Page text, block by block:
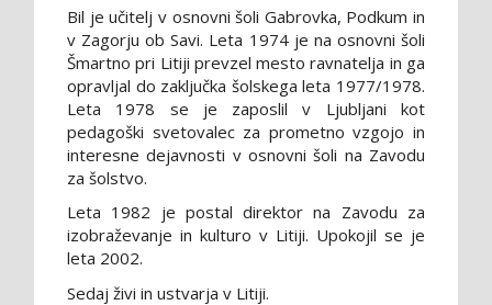
Bil je učitelj v osnovni šoli Gabrovka, Podkum in
v Zagorju ob Savi. Leta 1974 je na osnovni šoli
Šmartno pri Litiji prevzel mesto ravnatelja in ga
opravljal do zaključka šolskega leta 1977/1978.
Leta 1978 se je zaposlil v Ljubljani kot
pedagoški svetovalec za prometno vzgojo in
interesne dejavnosti v osnovni šoli na Zavodu
za šolstvo.
Leta 1982 je postal direktor na Zavodu za
izobraževanje in kulturo v Litiji. Upokojil se je
leta 2002.
Sedaj živi in ustvarja v Litiji.